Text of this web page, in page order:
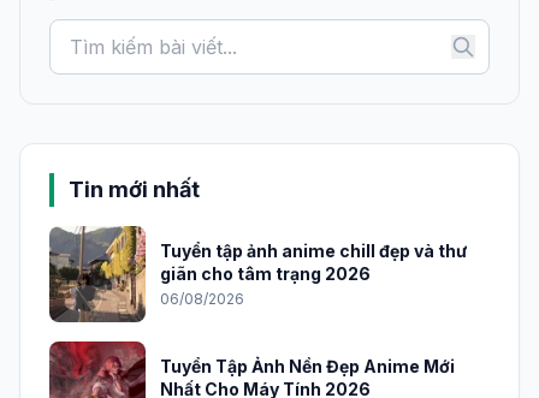
Tin mới nhất
Tuyển tập ảnh anime chill đẹp và thư
giãn cho tâm trạng 2026
06/08/2026
Tuyển Tập Ảnh Nền Đẹp Anime Mới
Nhất Cho Máy Tính 2026